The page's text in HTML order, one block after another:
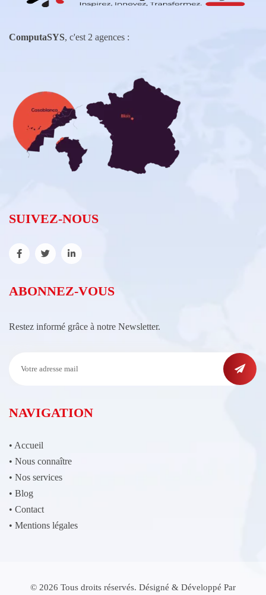
ComputaSYS, c'est 2 agences :
SUIVEZ-NOUS
ABONNEZ-VOUS
Restez informé grâce à notre Newsletter.
NAVIGATION
• Accueil
• Nous connaître
• Nos services
• Blog
• Contact
• Mentions légales
© 2026 Tous droits réservés. Désigné & Développé Par